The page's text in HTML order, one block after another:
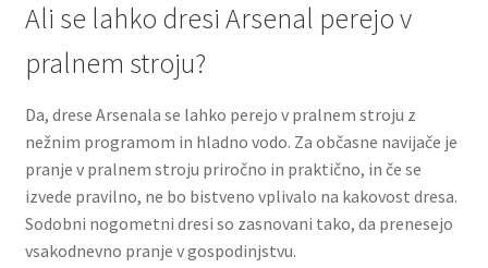
Ali se lahko dresi Arsenal perejo v
pralnem stroju?
Da, drese Arsenala se lahko perejo v pralnem stroju z
nežnim programom in hladno vodo. Za občasne navijače je
pranje v pralnem stroju priročno in praktično, in če se
izvede pravilno, ne bo bistveno vplivalo na kakovost dresa.
Sodobni nogometni dresi so zasnovani tako, da prenesejo
vsakodnevno pranje v gospodinjstvu.